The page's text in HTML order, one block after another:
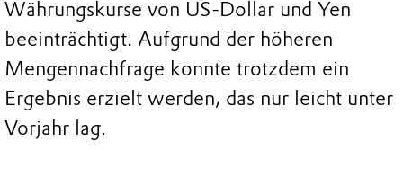
Währungskurse von US-Dollar und Yen
beeinträchtigt. Aufgrund der höheren
Mengennachfrage konnte trotzdem ein
Ergebnis erzielt werden, das nur leicht unter
Vorjahr lag.